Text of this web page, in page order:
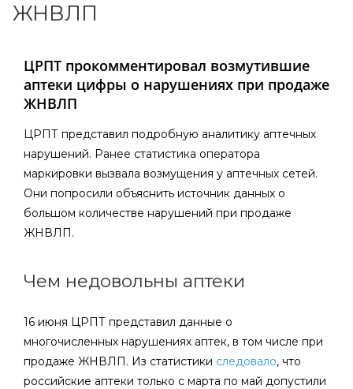
ЖНВЛП
ЦРПТ прокомментировал возмутившие
аптеки цифры о нарушениях при продаже
ЖНВЛП
ЦРПТ представил подробную аналитику аптечных
нарушений. Ранее статистика оператора
маркировки вызвала возмущения у аптечных сетей.
Они попросили объяснить источник данных о
большом количестве нарушений при продаже
ЖНВЛП.
Чем недовольны аптеки
16 июня ЦРПТ представил данные о
многочисленных нарушениях аптек, в том числе при
продаже ЖНВЛП. Из статистики следовало, что
российские аптеки только с марта по май допустили